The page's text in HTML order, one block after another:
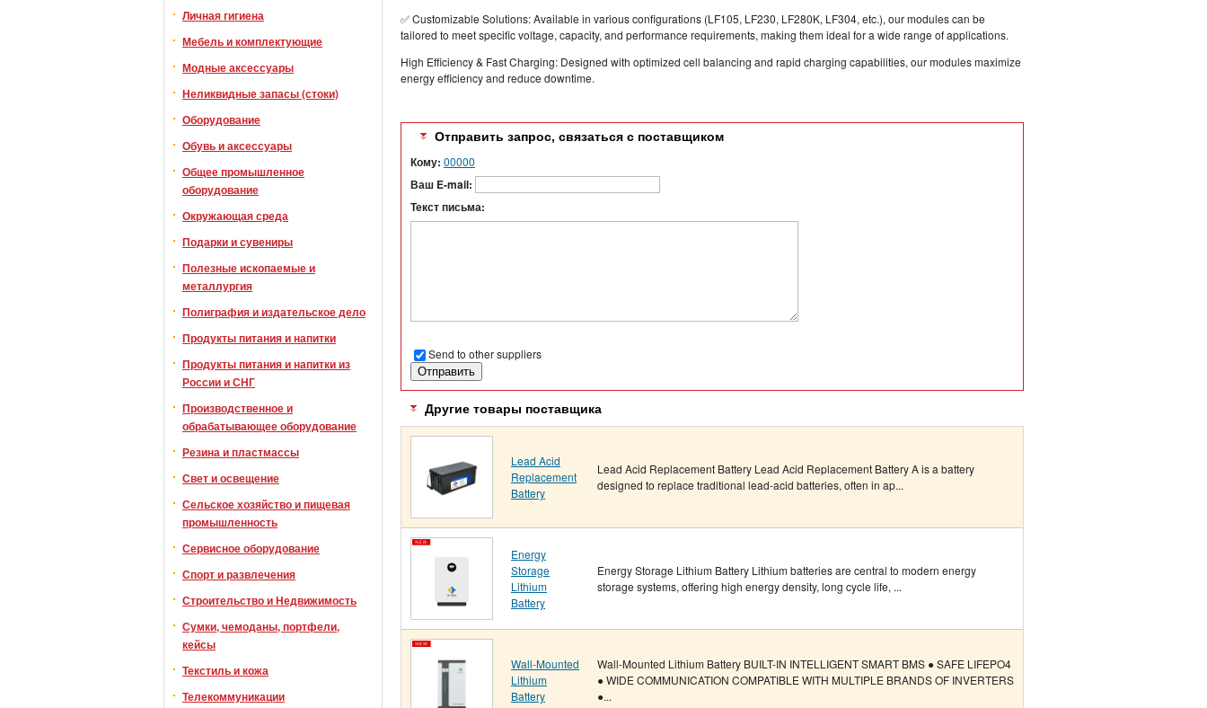
Личная гигиена
Мебель и комплектующие
Модные аксессуары
Неликвидные запасы (стоки)
Оборудование
Обувь и аксессуары
Общее промышленное
оборудование
Окружающая среда
Подарки и сувениры
Полезные ископаемые и
металлургия
Полиграфия и издательское дело
Продукты питания и напитки
Продукты питания и напитки из
России и СНГ
Производственное и
обрабатывающее оборудование
Резина и пластмассы
Свет и освещение
Сельское хозяйство и пищевая
промышленность
Сервисное оборудование
Спорт и развлечения
Строительство и Недвижимость
Сумки, чемоданы, портфели,
кейсы
Текстиль и кожа
Телекоммуникации
✅ Customizable Solutions: Available in various configurations (LF105, LF230, LF280K, LF304, etc.), our modules can be
tailored to meet specific voltage, capacity, and performance requirements, making them ideal for a wide range of applications.
High Efficiency & Fast Charging: Designed with optimized cell balancing and rapid charging capabilities, our modules maximize
energy efficiency and reduce downtime.
Отправить запрос, связаться с поставщиком
Кому: 00000
Ваш E-mail:
Текст письма:
Send to other suppliers
Другие товары поставщика
Lead Acid
Replacement
Battery
Lead Acid Replacement Battery Lead Acid Replacement Battery A is a battery
designed to replace traditional lead-acid batteries, often in ap...
Energy
Storage
Lithium
Battery
Energy Storage Lithium Battery Lithium batteries are central to modern energy
storage systems, offering high energy density, long cycle life, ...
Wall-Mounted
Lithium
Battery
Wall-Mounted Lithium Battery BUILT-IN INTELLIGENT SMART BMS ● SAFE LIFEPO4
● WIDE COMMUNICATION COMPATIBLE WITH MULTIPLE BRANDS OF INVERTERS
●...